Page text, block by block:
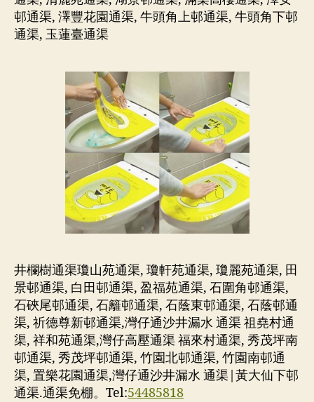
邨通渠, 澤豐花園通渠, 牛頭角上邨通渠, 牛頭角下邨
通渠, 玉蓮臺通渠
井欄樹通渠瓊山苑通渠, 瓊軒苑通渠, 瓊麗苑通渠, 田
景邨通渠, 白田邨通渠, 盈福苑通渠, 石圍角邨通渠,
石硤尾邨通渠, 石籬邨通渠, 石蔭東邨通渠, 石蔭邨通
渠, 祈德尊新邨通渠,灣仔通沙井漏水 通渠 祖堯村通
渠, 祥和苑通渠,灣仔高壓通渠 福來村通渠, 秀茂坪南
邨通渠, 秀茂坪邨通渠, 竹園北邨通渠, 竹園南邨通
渠, 置樂花園通渠,灣仔通沙井漏水 通渠|黃大仙下邨
通渠.通渠免棚。Tel:54485818